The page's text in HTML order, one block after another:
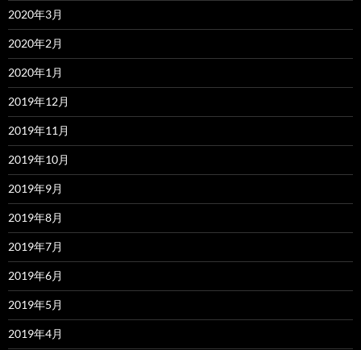
2020年3月
2020年2月
2020年1月
2019年12月
2019年11月
2019年10月
2019年9月
2019年8月
2019年7月
2019年6月
2019年5月
2019年4月